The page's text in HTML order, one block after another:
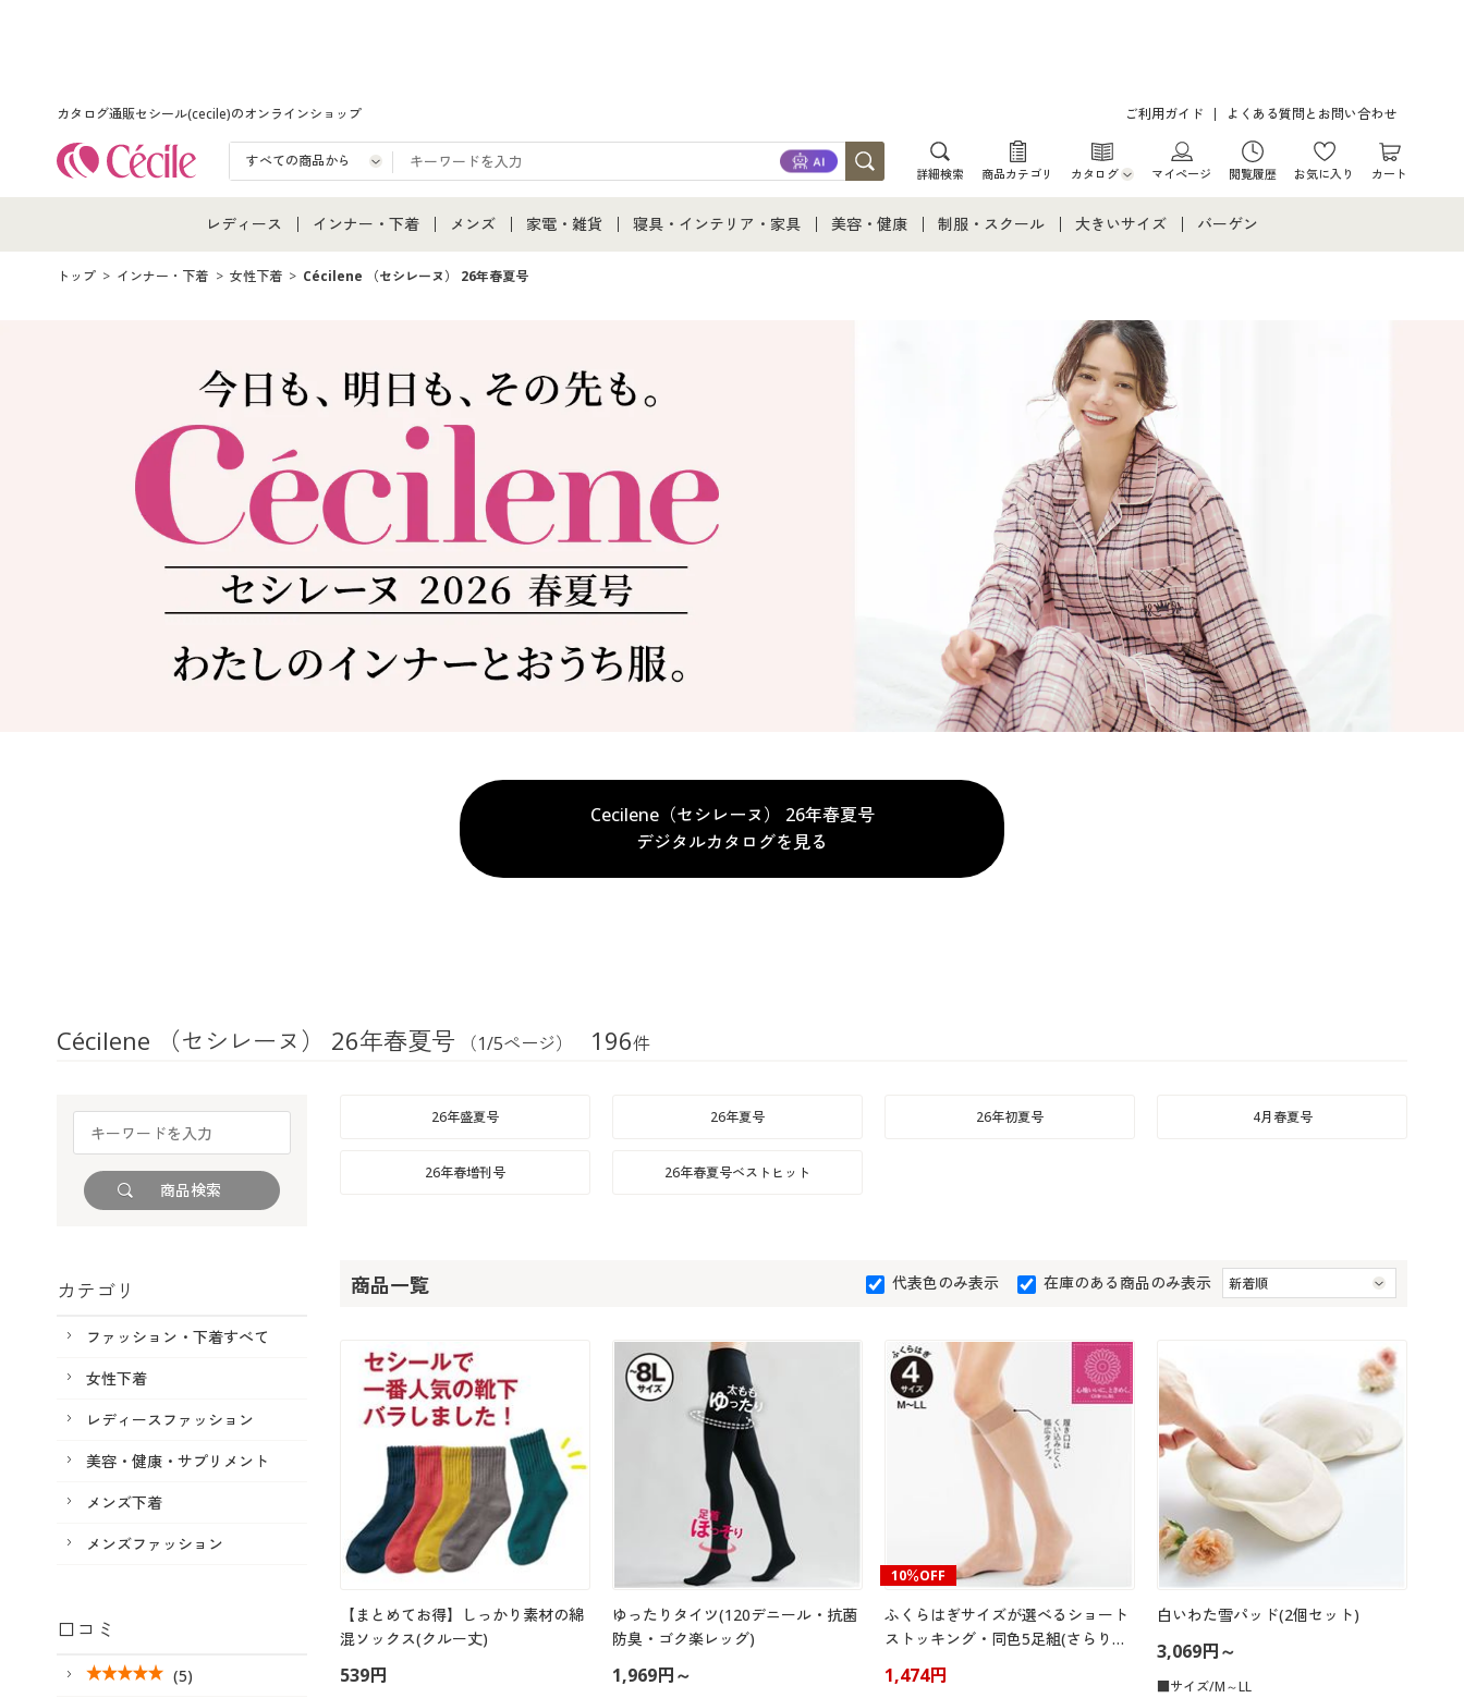
カタログ通販セシール(cecile)のオンラインショップ ご利用ガイド よくある質問とお問い合わせ
詳細検索 商品カテゴリ カタログ
カタログ・チラシからのご注文
マイページ 閲覧履歴 お気に入り カート
レディース
レディース通販すべて
女性下着
インナー・下着
インナー・下着通販すべて
メンズ下着
ジュニア・ティーンズ下着
メンズ
メンズ通販すべて
メンズ下着
家電・雑貨
家電・雑貨すべて
キッチン・雑貨・日用品
寝具・インテリア・家具 美容・健康 制服・スクール
ジュニア・ティーンズ下着
大きいサイズ
大きいサイズ レディース服
大きいサイズ レディース下着
大きいサイズ メンズ
大きいサイズ 事務・制服
バーゲン
トップ インナー・下着 女性下着 Cécilene （セシレーヌ） 26年春夏号
Cecilene（セシレーヌ） 26年春夏号
デジタルカタログを見る
Cécilene （セシレーヌ） 26年春夏号 （1/5ページ） 196件
26年盛夏号 26年夏号 26年初夏号 4月春夏号
26年春増刊号 26年春夏号ベストヒット
商品一覧 代表色のみ表示 在庫のある商品のみ表示
【まとめてお得】しっかり素材の綿
混ソックス(クルー丈)
539円
ゆったりタイツ(120デニール・抗菌
防臭・ゴク楽レッグ)
1,969円～
10％OFF
ふくらはぎサイズが選べるショート
ストッキング・同色5足組(さらり…
1,474円
白いわた雪パッド(2個セット)
3,069円～
■サイズ/M～LL
カテゴリ
ファッション・下着すべて
女性下着
レディースファッション
美容・健康・サプリメント
メンズ下着
メンズファッション
口コミ
(5)